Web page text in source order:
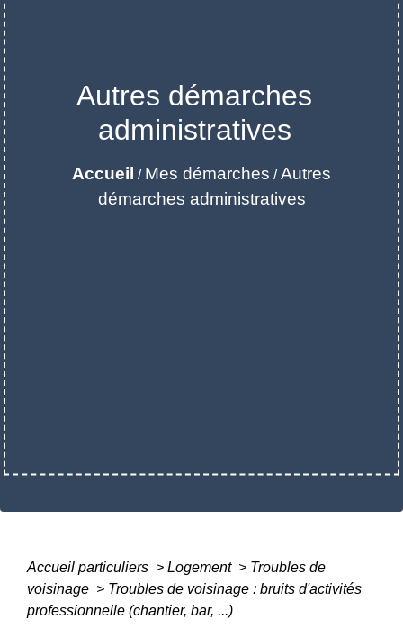
Autres démarches
administratives
Accueil / Mes démarches /Autres
démarches administratives
Accueil particuliers > Logement > Troubles de
voisinage > Troubles de voisinage : bruits d'activités
professionnelle (chantier, bar, ...)